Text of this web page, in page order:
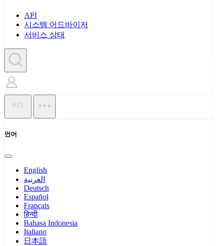
API
시스템 어드바이저
서비스 상태
KO
언어
English
العربية
Deutsch
Español
Français
हिन्दी
Bahasa Indonesia
Italiano
日本語